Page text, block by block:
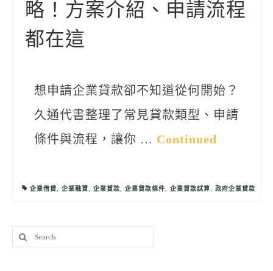
略！方案介紹、申請流程
都在這
想申請企業貸款卻不知道從何開始？
久通代書整理了常見貸款類型、申請
條件與流程，讓你 … Continued
企業借貸, 企業融資, 企業貸款, 企業貸款條件, 企業貸款試算, 政府企業貸款
Search
for: